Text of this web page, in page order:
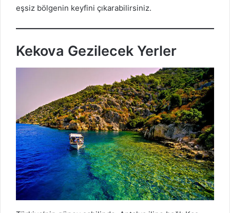
eşsiz bölgenin keyfini çıkarabilirsiniz.
Kekova Gezilecek Yerler